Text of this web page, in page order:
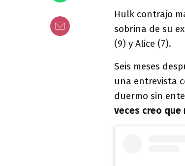
Hulk contrajo
sobrina de su
(9) y Alice (7).
Seis meses
una entrevista
duermo sin
veces creo que